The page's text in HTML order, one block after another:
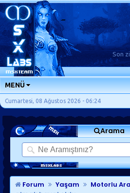
Son
MENÜ
ANA SAYFA
FORUMLAR
SORU-CEVAP
GÜNLÜKLER
SON MESAJLAR
KISAYOLLAR
Cumartesi, 08 Ağustos 2026 - 06:24
Arama
Forum Yaşam Motorlu